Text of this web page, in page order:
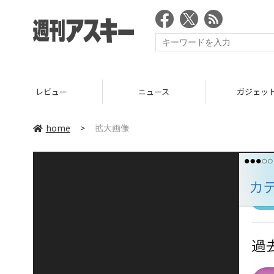
レビュー ニュース ガジェッ
home > 拡大画像